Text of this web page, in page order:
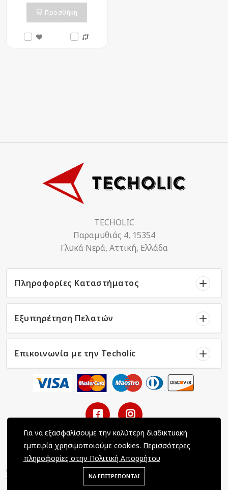
Προσθήκη
TECHOLIC
Παραμυθιάς 4, 15354
Γλυκά Νερά, Αττική, Ελλάδα
Πληροφορίες Καταστήματος
Εξυπηρέτηση Πελατών
Επικοινωνία με την Techolic
Copyright © 2022 Techolic / All Rights Reserved / Powered by
Tec-Dynamics LTD
Για να εξασφαλίσουμε την καλύτερη διαδικτυακή
εμπειρία χρησιμοποιούμε cookies. Περισσότερες
πληροφορίες στην Πολιτική Απορρήτου
ΝΑ ΕΠΙΤΡΕΠΟΝΤΑΙ